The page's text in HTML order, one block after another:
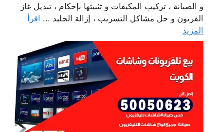
و الصيانة ، تركيب المكيفات و تثبيتها بإحكام ، تبديل غاز
الفريون و حل مشاكل التسريب ، إزالة الجليد ... اقرأ
المزيد